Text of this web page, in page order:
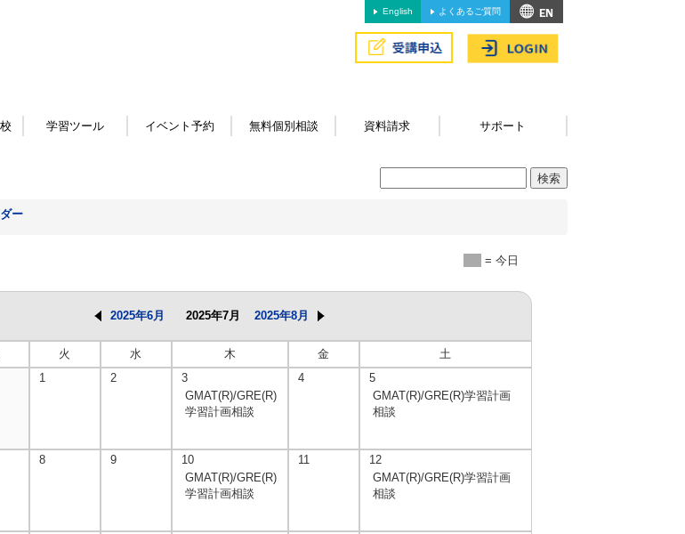
English よくあるご質問
学習ツール イベント予約 無料個別相談 資料請求 サポート
ー
= 今日
2025年6月 2025年7月 2025年8月
火 水 木 金
土
1
2
3
GMAT(R)/GRE(R)
学習計画相談
4
5
GMAT(R)/GRE(R)学習計画
相談
8 9
10
GMAT(R)/GRE(R)
学習計画相談
11
12
GMAT(R)/GRE(R)学習計画
相談